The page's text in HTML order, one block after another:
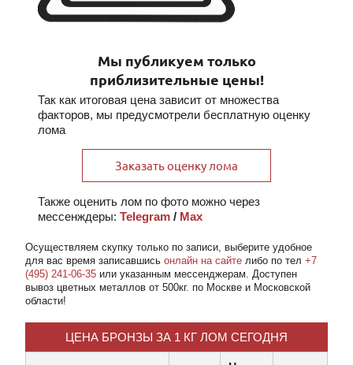
Мы публикуем только
приблизительные цены!
Так как итоговая цена зависит от множества
факторов, мы предусмотрели бесплатную оценку
лома
Заказать оценку лома
Также оценить лом по фото можно через
мессенждеры: Telegram / Max
Осуществляем скупку только по записи, выберите удобное
для вас время записавшись онлайн на сайте либо по тел +7
(495) 241-06-35 или указанным мессенджерам. Доступен
вывоз цветных металлов от 500кг. по Москве и Московской
области!
ЦЕНА БРОНЗЫ ЗА 1 КГ ЛОМ СЕГОДНЯ